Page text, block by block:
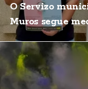
O Servizo
Muros segue